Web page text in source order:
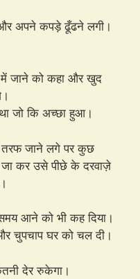
अपने कपड़े ढूँढने लगी।
जाने को कहा और खुद
जो कि अच्छा हुआ।
तरफ जाने लगे पर कुछ
कर उसे पीछे के दरवाज़े
आने को भी कह दिया।
चुपचाप घर को चल दी।
देर रुकेगा।